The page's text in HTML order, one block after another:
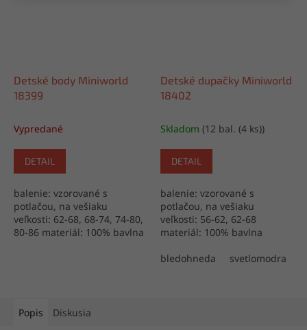
Detské body Miniworld
18399
Vypredané
DETAIL
balenie: vzorované s
potlačou, na vešiaku
veľkosti: 62-68, 68-74, 74-80,
80-86 materiál: 100% bavlna
Detské dupačky Miniworld
18402
Skladom (12 bal. (4 ks))
DETAIL
balenie: vzorované s
potlačou, na vešiaku
veľkosti: 56-62, 62-68
materiál: 100% bavlna
bledohneda
svetlomodra
Popis Diskusia